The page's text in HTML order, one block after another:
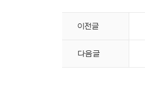
이전글
다음글